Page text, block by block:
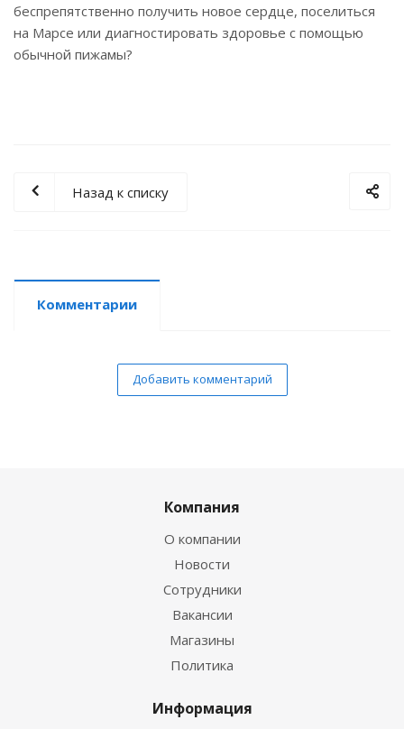
беспрепятственно получить новое сердце, поселиться
на Марсе или диагностировать здоровье с помощью
обычной пижамы?
Назад к списку
Комментарии
Добавить комментарий
Компания
О компании
Новости
Сотрудники
Вакансии
Магазины
Политика
Информация